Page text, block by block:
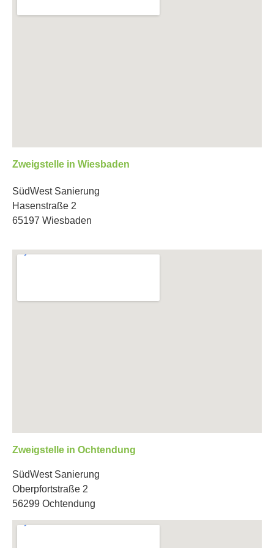
Zweigstelle in Wiesbaden
SüdWest Sanierung
Hasenstraße 2
65197 Wiesbaden
Zweigstelle in Ochtendung
SüdWest Sanierung
Oberpfortstraße 2
56299 Ochtendung